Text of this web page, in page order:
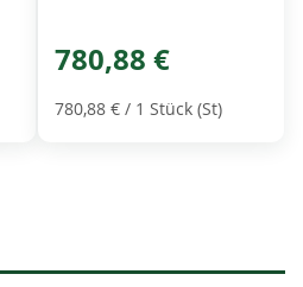
780,88 €
780,88 € / 1 Stück (St)